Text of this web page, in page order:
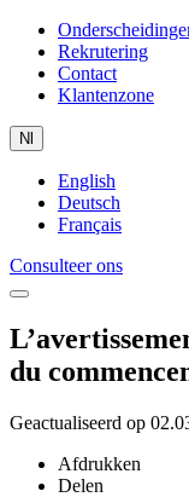
Rekrutering
Contact
Klantenzone
Nl
English
Deutsch
Français
Consulteer ons
du
Geactualiseerd op
Afdrukken
Delen